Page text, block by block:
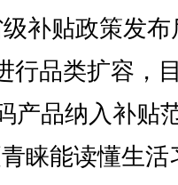
补贴政策发布
行品类扩容，
产品纳入补贴
睐能读懂生活